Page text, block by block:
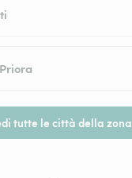
tutte le città della zona